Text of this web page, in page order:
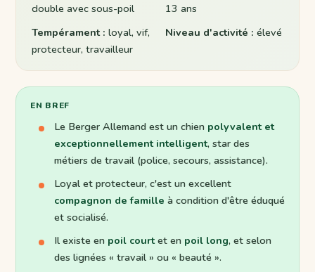
double avec sous-poil
13 ans
Tempérament : loyal, vif,
protecteur, travailleur
Niveau d'activité : élevé
EN BREF
Le Berger Allemand est un chien polyvalent et
exceptionnellement intelligent, star des
métiers de travail (police, secours, assistance).
Loyal et protecteur, c'est un excellent
compagnon de famille à condition d'être éduqué
et socialisé.
Il existe en poil courtet en poil long, et selon
des lignées « travail » ou « beauté ».